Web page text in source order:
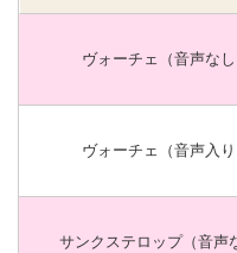
ヴォーチェ（音声なし
ヴォーチェ（音声入り
サンクステロップ（音声